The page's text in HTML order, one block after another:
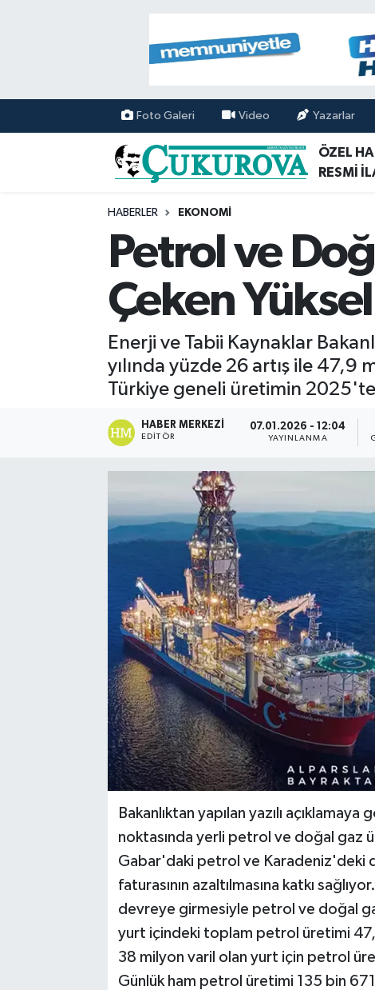
Foto Galeri Video Yazarlar
ÖZEL
RESMİ
HABERLER EKONOMİ
Petrol ve
Çeken
Enerji ve Tabii Kaynaklar
yılında yüzde 26 artış ile
Türkiye geneli üretimin
HABER MERKEZI
EDITÖR
07.01.2026 - 12:04
YAYINLANMA
Bakanlıktan yapılan yazılı
noktasında yerli petrol ve doğal gaz
Gabar'daki petrol ve Karadeniz'deki
faturasının azaltılmasına katkı
devreye girmesiyle petrol ve doğal
yurt içindeki toplam petrol üretimi
38 milyon varil olan yurt için petrol
Günlük ham petrol üretimi 135 bin
Mersin Nöbetçi Eczaneler
Mersin Hava Durumu
Mersin Namaz Vakitleri
Mersin Trafik Yoğunluk Haritası
Tüm Manşetler
Son Dakika Haberleri
Haber Arşivi